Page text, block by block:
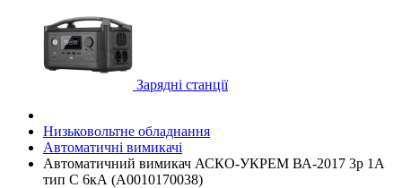
Зарядні станції
Низьковольтне обладнання
Автоматичні вимикачі
Автоматичний вимикач АСКО-УКРЕМ ВА-2017 3p 1А
тип C 6кА (A0010170038)